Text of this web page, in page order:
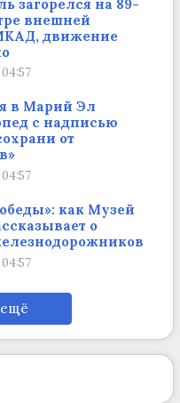
загорелся на 89-
внешней
движение
04:57
в Марий Эл
с надписью
от
04:57
как Музей
о
04:57
ещё